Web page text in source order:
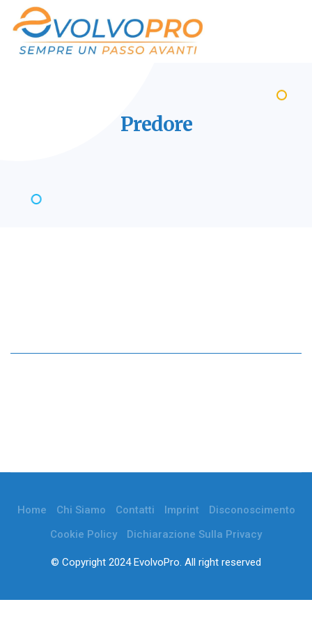
Predore
Home Chi Siamo Contatti Imprint
Disconoscimento
Cookie Policy
Dichiarazione Sulla Privacy
© Copyright 2024 EvolvoPro. All right reserved